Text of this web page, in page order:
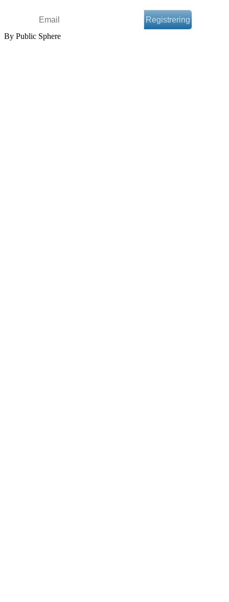
By Public Sphere